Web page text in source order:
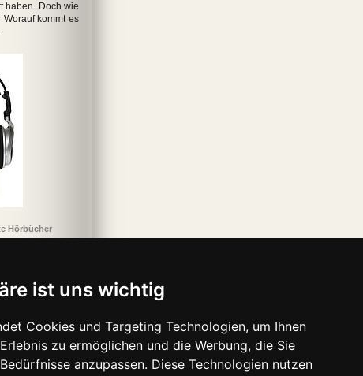
ist uns wichtig
Cookies und Targeting Technologien, um Ihnen
zu ermöglichen und die Werbung, die Sie
anzupassen. Diese Technologien nutzen
haben. Doch wie
kommt es
Hörbücher